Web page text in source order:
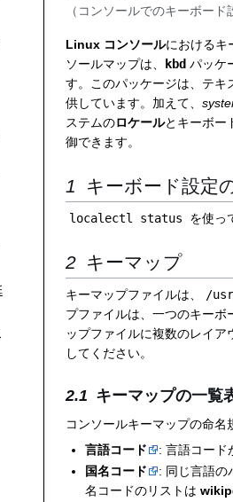
ます
ブセクションを切り替えます
（ コンソールでのキーボード
Linux コンソールにおけるキ
ソールマップは、
kbd パッケ
す。このパッケージは、テキ
供しています。加えて、
ステムのロケールとキーボー
御できます。
キーボード設定
localectl status を使っ
キーマップ
キーマップファイルは、 /
プファイルは、一つのキー
ップファイルに複数のレイア
してください。
キーマップの一覧
コンソールキーマップの命
言語コード
: 言語コード
国名コード
: 同じ言語の
名コードのリストは